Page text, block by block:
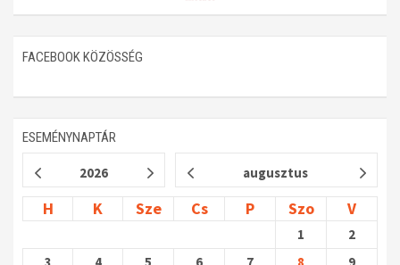
FACEBOOK KÖZÖSSÉG
ESEMÉNYNAPTÁR
2026 augusztus
H K Sze Cs P Szo V
1
2